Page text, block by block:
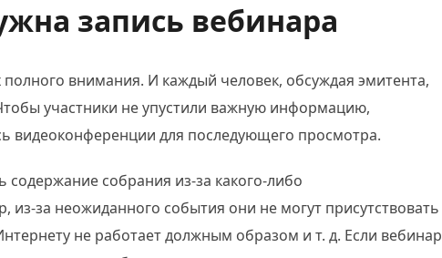
запись вебинара
внимания. И каждый человек, обсуждая эмитента,
участники не упустили важную информацию,
видеоконференции для последующего просмотра.
содержание собрания из-за какого-либо
за неожиданного события они не могут присутствовать
не работает должным образом и т. д. Если вебинар